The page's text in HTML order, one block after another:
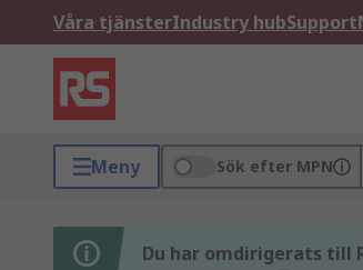
Våra tjänsterIndustry hubSupport
Meny Sök efter MPN
Du har omdirigerats till